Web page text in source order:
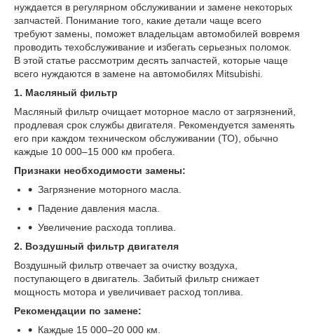
нуждается в регулярном обслуживании и замене некоторых
запчастей. Понимание того, какие детали чаще всего
требуют замены, поможет владельцам автомобилей вовремя
проводить техобслуживание и избегать серьезных поломок.
В этой статье рассмотрим десять запчастей, которые чаще
всего нуждаются в замене на автомобилях Mitsubishi.
1. Масляный фильтр
Масляный фильтр очищает моторное масло от загрязнений,
продлевая срок службы двигателя. Рекомендуется заменять
его при каждом техническом обслуживании (ТО), обычно
каждые 10 000–15 000 км пробега.
Признаки необходимости замены:
Загрязнение моторного масла.
Падение давления масла.
Увеличение расхода топлива.
2. Воздушный фильтр двигателя
Воздушный фильтр отвечает за очистку воздуха,
поступающего в двигатель. Забитый фильтр снижает
мощность мотора и увеличивает расход топлива.
Рекомендации по замене:
Каждые 15 000–20 000 км.